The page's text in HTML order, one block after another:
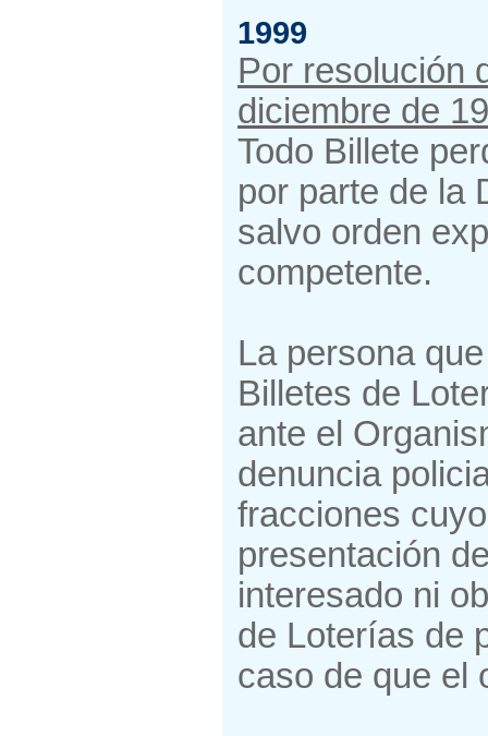
1999
Por resolución
diciembre de
Todo Billete
por parte de la
salvo orden
competente.
La persona
Billetes de
ante el
denuncia
fracciones
presentación
interesado ni
de Loterías de
caso de que el